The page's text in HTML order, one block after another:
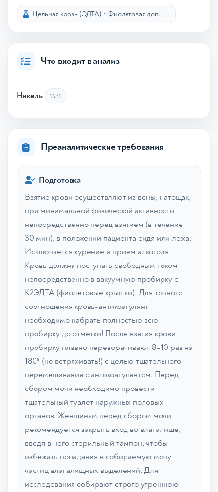
Цельная кровь (ЭДТА) • Фиолетовая доп.
Что входит в анализ
Никель 1631
Преаналитические требования
Подготовка
Взятие крови осуществляют из вены, натощак,
при минимальной физической активности
непосредственно перед взятием (в течение
30 мин), в положении пациента сидя или лежа.
Исключается курение и прием алкоголя.
Кровь должна поступать свободным током
непосредственно в вакуумную пробирку с
К2ЭДТА (фиолетовые крышки). Для точного
соотношения кровь-антикоагулянт
необходимо набрать полностью всю
пробирку до отметки! После взятия крови
пробирку плавно переворачивают 8–10 раз на
180º (не встряхивать!) с целью тщательного
перемешивания с антикоагулянтом. Перед
сбором мочи необходимо провести
тщательный туалет наружных половых
органов. Женщинам перед сбором мочи
рекомендуется закрыть вход во влагалище,
введя в него стерильный тампон, чтобы
избежать попадания в собираемую мочу
частиц влагалищных выделений. Для
исследования собирают строго утреннюю